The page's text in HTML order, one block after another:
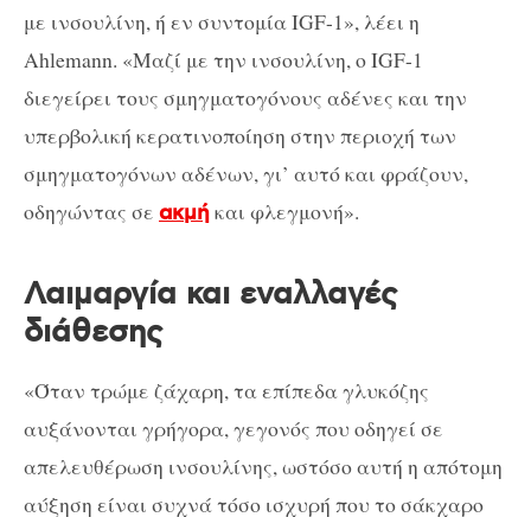
με ινσουλίνη, ή εν συντομία IGF-1», λέει η
Ahlemann. «Μαζί με την ινσουλίνη, ο IGF-1
διεγείρει τους σμηγματογόνους αδένες και την
υπερβολική κερατινοποίηση στην περιοχή των
σμηγματογόνων αδένων, γι’ αυτό και φράζουν,
οδηγώντας σε ακμήκαι φλεγμονή».
Λαιμαργία και εναλλαγές
διάθεσης
«Όταν τρώμε ζάχαρη, τα επίπεδα γλυκόζης
αυξάνονται γρήγορα, γεγονός που οδηγεί σε
απελευθέρωση ινσουλίνης, ωστόσο αυτή η απότομη
αύξηση είναι συχνά τόσο ισχυρή που το σάκχαρο